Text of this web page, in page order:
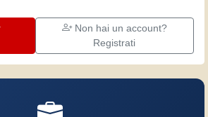
Non hai un account?
Registrati